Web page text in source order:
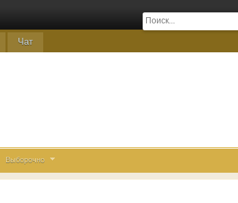
Чат
Выборочно